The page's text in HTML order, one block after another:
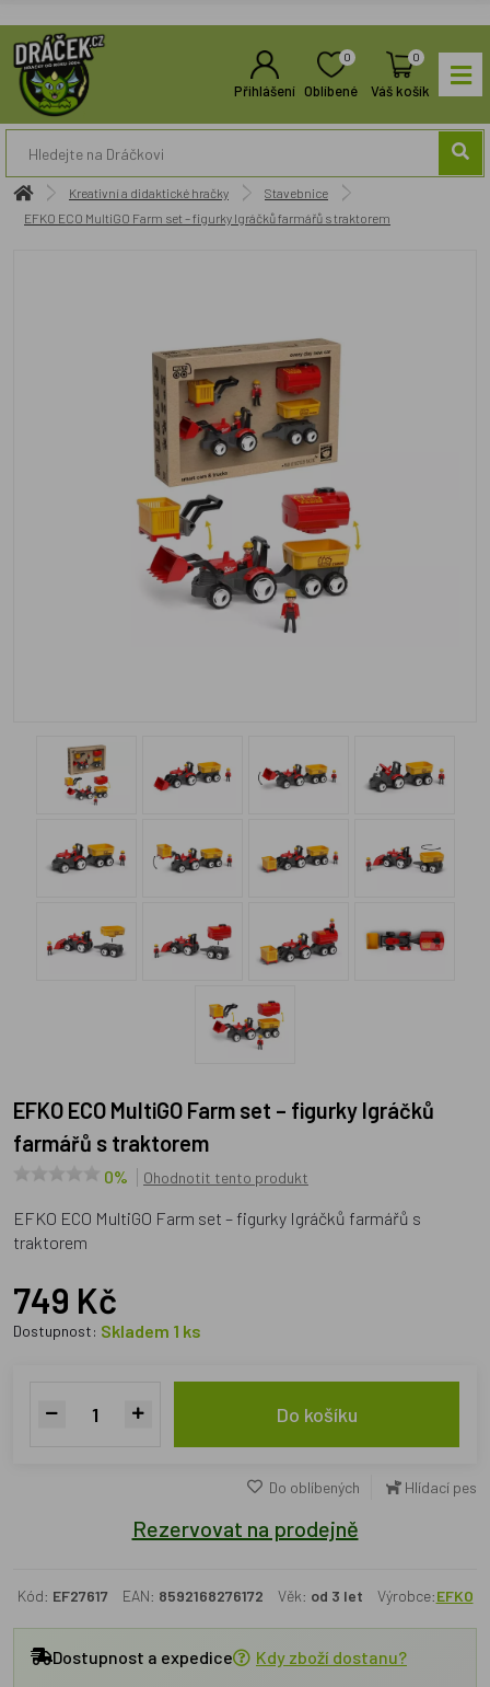
Přihlášení
0
Oblíbené
0
Váš košík
Kreativní a didaktické hračky
Stavebnice
EFKO ECO MultiGO Farm set – figurky Igráčků farmářů s traktorem
EFKO ECO MultiGO Farm set – figurky Igráčků
farmářů s traktorem
0% Ohodnotit tento produkt
EFKO ECO MultiGO Farm set – figurky Igráčků farmářů s
traktorem
749 Kč
Dostupnost: Skladem 1 ks
Do košíku
Do oblíbených Hlídací pes
Rezervovat na prodejně
Kód: EF27617 EAN: 8592168276172 Věk: od 3 let Výrobce:EFKO
Dostupnost a expedice Kdy zboží dostanu?